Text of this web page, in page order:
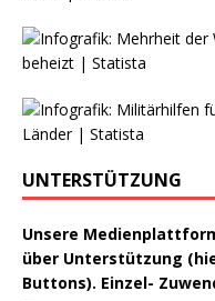
UNTERSTÜTZUNG
Unsere
über Unterstützung
Buttons). Einzel-